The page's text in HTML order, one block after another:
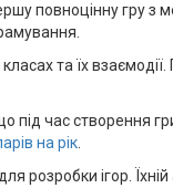
повноцінну гру з
та їх
під час створення
на рік
ігор.